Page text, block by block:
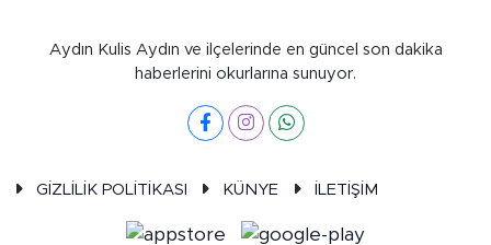
Aydın Kulis Aydın ve ilçelerinde en güncel son dakika
haberlerini okurlarına sunuyor.
GİZLİLİK POLİTİKASI KÜNYE İLETİŞİM